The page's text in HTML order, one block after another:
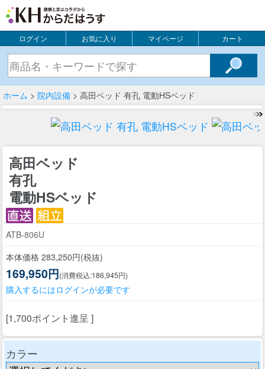
ログイン お気に入り マイページ カート
ホーム > 院内設備 > 高田ベッド 有孔 電動HSベッド
高田ベッド
有孔
電動HSベッド
ATB-806U
本体価格 283,250円(税抜)
169,950円(消費税込:186,945円)
購入するにはログインが必要です
[1,700ポイント進呈 ]
カラー